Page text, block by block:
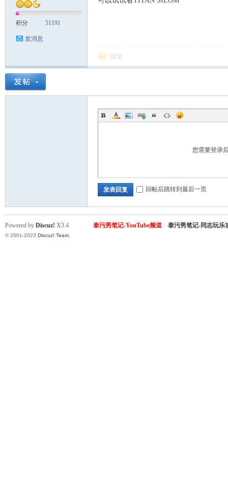
积分 51191
发消息
回复
您需要登录
发表回复 回帖后跳转到最后一页
泰污男笔记-YouTube频道 泰污男笔记-同志玩乐
Powered by Discuz! X3.4
© 2001-2023 Discuz! Team.